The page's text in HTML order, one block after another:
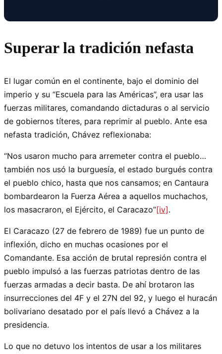
Superar la tradición nefasta
El lugar común en el continente, bajo el dominio del
imperio y su “Escuela para las Américas”, era usar las
fuerzas militares, comandando dictaduras o al servicio
de gobiernos títeres, para reprimir al pueblo. Ante esa
nefasta tradición, Chávez reflexionaba:
“Nos usaron mucho para arremeter contra el pueblo…
también nos usó la burguesía, el estado burgués contra
el pueblo chico, hasta que nos cansamos; en Cantaura
bombardearon la Fuerza Aérea a aquellos muchachos,
los masacraron, el Ejército, el Caracazo”[iv].
El Caracazo (27 de febrero de 1989) fue un punto de
inflexión, dicho en muchas ocasiones por el
Comandante. Esa acción de brutal represión contra el
pueblo impulsó a las fuerzas patriotas dentro de las
fuerzas armadas a decir basta. De ahí brotaron las
insurrecciones del 4F y el 27N del 92, y luego el huracán
bolivariano desatado por el país llevó a Chávez a la
presidencia.
Lo que no detuvo los intentos de usar a los militares